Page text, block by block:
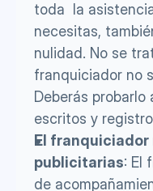
toda  la
necesitas,
nulidad. No se
franquiciador no
Deberás
escritos y
El franquiciador
publicitarias: El
de